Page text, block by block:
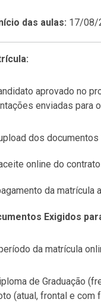
das aulas: 17/08/
aprovado no
enviadas para
dos
online do
da matrícula
Exigidos
da matrícula
de Graduação
(atual, frontal e com